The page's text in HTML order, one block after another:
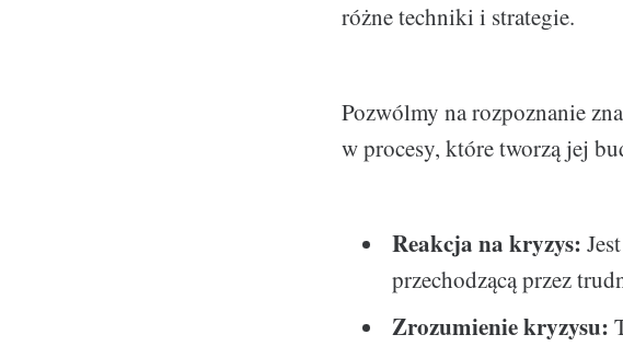
różne techniki i strategie.
Pozwólmy na rozpoznanie
w procesy, które tworzą jej
Reakcja na kryzys:
przechodzącą przez
Zrozumienie kryzysu: